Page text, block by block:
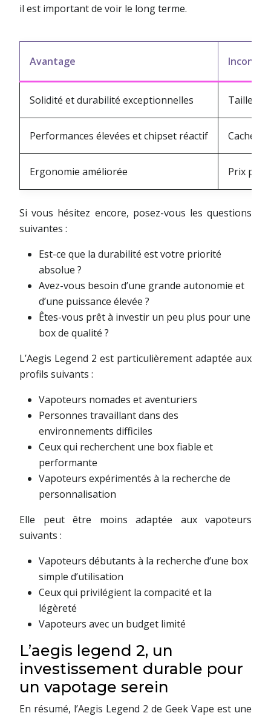
il est important de voir le long terme.
Avantage
Solidité et durabilité exceptionnelles Taille et
Performances élevées et chipset réactif Cache
Ergonomie améliorée Prix
Si vous hésitez encore, posez-vous les questions
suivantes :
Est-ce que la durabilité est votre priorité
absolue ?
Avez-vous besoin d’une grande autonomie et
d’une puissance élevée ?
Êtes-vous prêt à investir un peu plus pour une
box de qualité ?
L’Aegis Legend 2 est particulièrement adaptée aux
profils suivants :
Vapoteurs nomades et aventuriers
Personnes travaillant dans des
environnements difficiles
Ceux qui recherchent une box fiable et
performante
Vapoteurs expérimentés à la recherche de
personnalisation
Elle peut être moins adaptée aux vapoteurs
suivants :
Vapoteurs débutants à la recherche d’une box
simple d’utilisation
Ceux qui privilégient la compacité et la
légèreté
Vapoteurs avec un budget limité
L’aegis legend 2, un
investissement durable pour
un vapotage serein
En résumé, l’Aegis Legend 2 de Geek Vape est une